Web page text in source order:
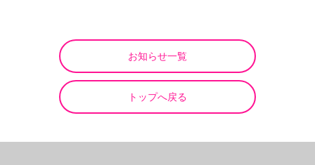
お知らせ一覧
トップへ戻る